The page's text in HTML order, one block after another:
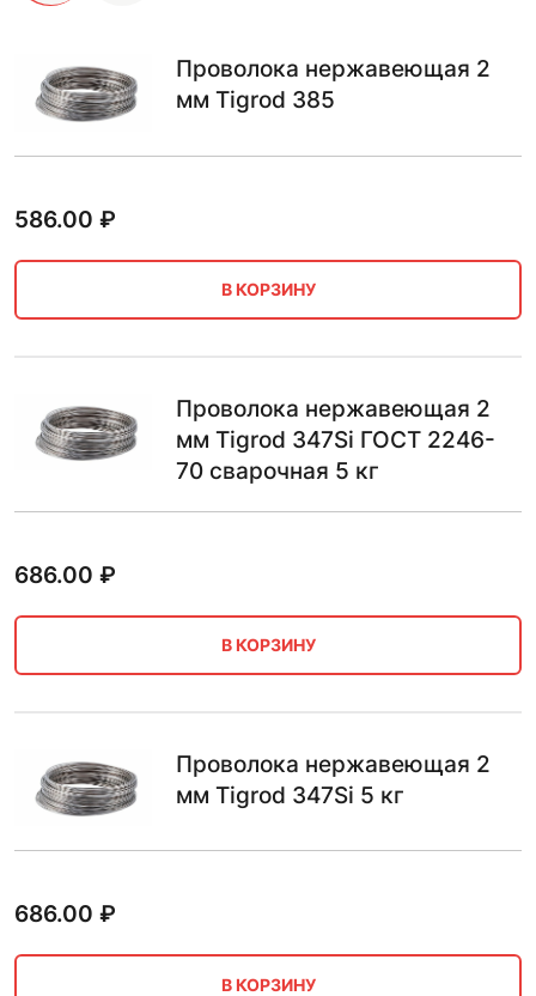
Проволока нержавеющая 2
мм Tigrod 385
586.00 ₽
В КОРЗИНУ
Проволока нержавеющая 2
мм Tigrod 347Si ГОСТ 2246-
70 сварочная 5 кг
686.00 ₽
В КОРЗИНУ
Проволока нержавеющая 2
мм Tigrod 347Si 5 кг
686.00 ₽
В КОРЗИНУ